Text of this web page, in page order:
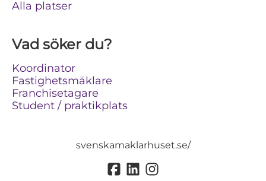
Alla platser
Vad söker du?
Koordinator
Fastighetsmäklare
Franchisetagare
Student / praktikplats
svenskamaklarhuset.se/